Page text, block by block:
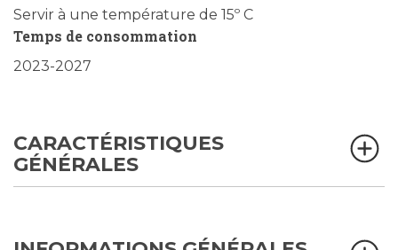
Servir à une température de 15º C
Temps de consommation
2023-2027
CARACTÉRISTIQUES
GÉNÉRALES